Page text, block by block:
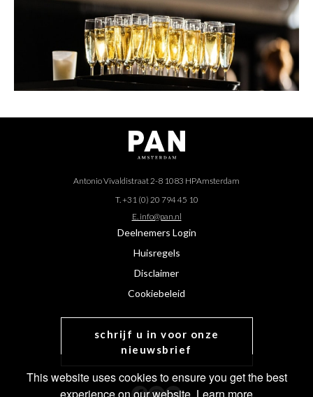
Antonio Vivaldistraat 2-8 1083 HPAmsterdam
T. +31 (0) 20 794 45 10
E. info@pan.nl
Deelnemers Login
Huisregels
Disclaimer
Cookiebeleid
schrijf u in voor onze
nieuwsbrief
This website uses cookies to ensure you get the best